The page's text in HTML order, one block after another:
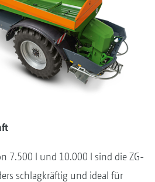
7.500 l und 10.000 l sind die ZG-
schlagkräftig und ideal für